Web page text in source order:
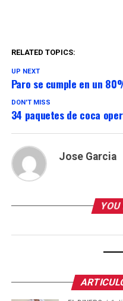
RELATED TOPICS:
UP NEXT
Paro se cumple en un
DON'T MISS
34 paquetes de coca
Jose Garcia